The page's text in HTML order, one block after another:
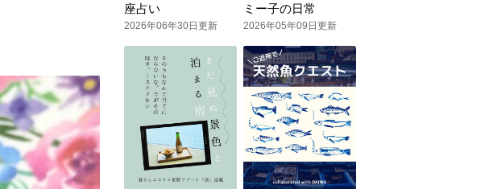
座占い
2026年06年30日更新
ミー子の日常
2026年05年09日更新